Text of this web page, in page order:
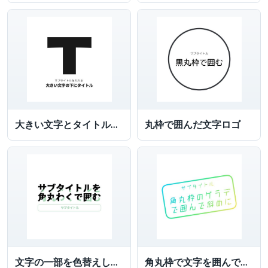
大きい文字とタイトルを付けた文字ロゴ 丸枠で囲んだ文字ロゴ
文字の一部を色替えしサブタイトルを角丸枠で囲んだ文字ロゴ 角丸枠で文字を囲んでグラデーションにした文字ロゴ